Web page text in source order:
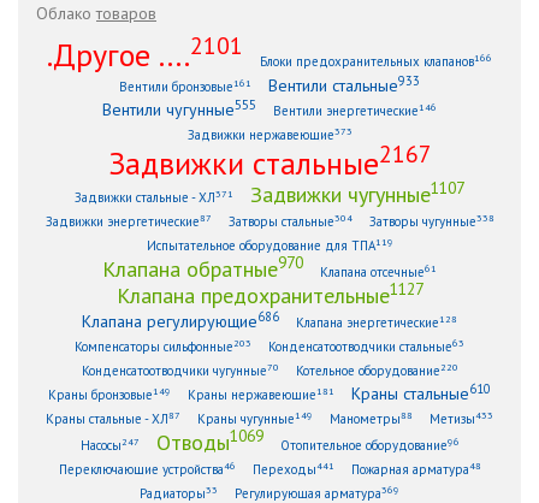
Облакотоваров
.Другое ....2101
Блоки предохранительных клапанов166
Вентили бронзовые161 Вентили стальные933
Вентили чугунные555 Вентили энергетические146
Задвижки нержавеющие373
Задвижки стальные2167
Задвижки стальные - ХЛ371 Задвижки чугунные1107
Задвижки энергетические87 Затворы стальные304 Затворы чугунные338
Испытательное оборудование для ТПА119
Клапана обратные970 Клапана отсечные61
Клапана предохранительные1127
Клапана регулирующие686 Клапана энергетические128
Компенсаторы сильфонные 203 Конденсатоотводчики стальные63
Конденсатоотводчики чугунные70 Котельное оборудование 220
Краны бронзовые149 Краны нержавеющие181 Краны стальные610
Краны стальные - ХЛ87 Краны чугунные149 Манометры88 Метизы433
Насосы 247 Отводы1069 Отопительное оборудование96
Переключающие устройства46 Переходы441 Пожарная арматура48
Радиаторы33 Регулирующая арматура369